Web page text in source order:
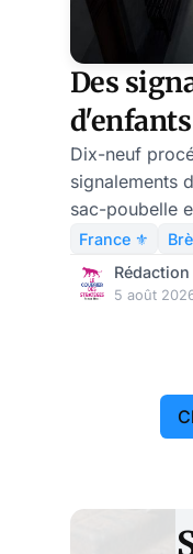
Des
poubelle
Dix-neuf
signalements
sac-poubelle
statué le 9
Chronologie.
France ⚜️
Rédaction
5 août